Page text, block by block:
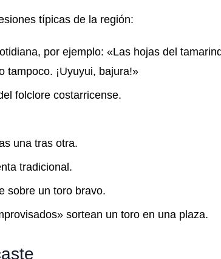
típicas de la región:
por ejemplo: «Las hojas del
tampoco. ¡Uyuyui, bajura!»
folclore costarricense.
una tras otra.
tradicional.
sobre un toro bravo.
sortean un toro en una plaza.